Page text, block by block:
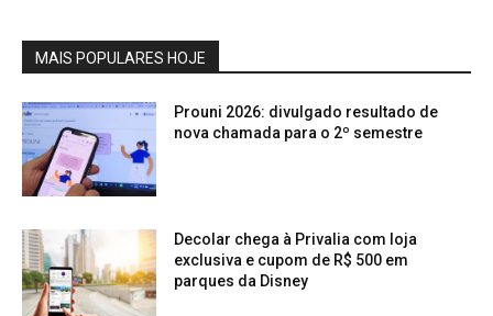
MAIS POPULARES HOJE
Prouni 2026: divulgado resultado de
nova chamada para o 2º semestre
Decolar chega à Privalia com loja
exclusiva e cupom de R$ 500 em
parques da Disney